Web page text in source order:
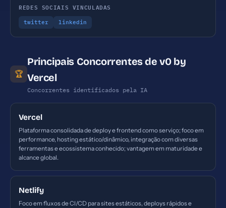
REDES SOCIAIS VINCULADAS
twitter linkedin
🏆
Principais Concorrentes de v0 by
Vercel
Concorrentes identificados pela IA
Vercel
Plataforma consolidada de deploy e frontend como serviço; foco em
performance, hosting estático/dinâmico, integração com diversas
ferramentas e ecossistema conhecido; vantagem em maturidade e
alcance global.
Netlify
Foco em fluxos de CI/CD para sites estáticos, deploys rápidos e